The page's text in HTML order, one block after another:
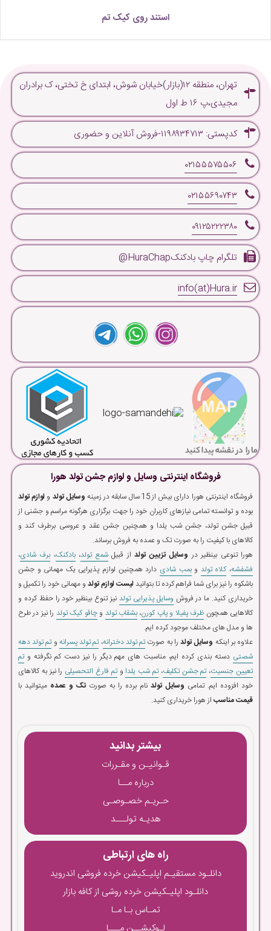
استند روی کیک تم
تهران، منطقه ۱۲(بازار)خیابان شوش، ابتدای خ تختی، ک برادران
مجیدی،پ ۱۶ ط اول
کدپستی: ۱۱۹۸۹۳۴۷۱۳-فروش آنلاین و حضوری
۰۲۱۵۵۵۷۵۵۰۶
۰۲۱۵۵۶۹۰۷۴۳
۰۹۱۲۵۲۲۲۳۸۰
تلگرام چاپ بادکنکHuraChap@
info(at)Hura.ir
فروشگاه اینترنتی وسایل و لوازم جشن تولد هورا
فروشگاه اینترنتی هورا دارای بیش از 15 سال سابقه در زمینه وسایل تولد و لوازم تولد
بوده و توانسته تمامی نیازهای کاربران خود را جهت برگزاری هرگونه مراسم و جشنی از
قبیل جشن تولد، جشن شب یلدا و همچنین جشن عقد و عروسی برطرف کند و
کالاهای با کیفیت را به صورت تک و عمده به فروش برساند.
هورا تنوعی بینظیر در وسایل تزیین تولداز قبیلشمع تولد،بادکنک، برف شادی،
فشفشه،کلاه تولد وبمب شادی دارد همچنین لوازم پذیرایی یک مهمانی و جشن
باشکوه را نیز برای شما فراهم کرده تا بتوانیدلیست لوازم تولد و مهمانی خود را تکمیل و
خریداری کنید. ما در فروش وسایل پذیرایی تولد نیز تنوع بینظیر خود را حفظ کرده و
کالاهایی همچون ظرف پفیلا و پاپ کورن،بشقاب تولد وچاقو کیک تولد را نیز در طرح
ها و مدل های مختلف موجود کرده ایم.
علاوه بر اینکه وسایل تولدرا به صورتتم تولد دخترانه،تم تولد پسرانه وتم تولد دهه
شصتی دسته بندی کرده ایم، مناسبت های مهم دیگر را نیز دست کم نگرفته وتم
تعیین جنسیت،تم جشن تکلیف،تم شب یلدا وتم فارغ التحصیلی را نیز به کالاهای
خود افزوده ایم. تمامی وسایل تولد نام برده را به صورت تک و عمده میتوانید با
قیمت مناسب از هورا خریداری کنید.
بیشتر بدانید
قـوانیـن و مقـررات
درباره مــا
حـریـم خصـوصـی
هدیـه تولـــد
راه های ارتباطی
دانلـود مستقیـم اپلیـکیشن خرده فروشی اندروید
دانلـود اپلیـکیشن خرده روشی از کافه بازار
تمـاس بـا مـا